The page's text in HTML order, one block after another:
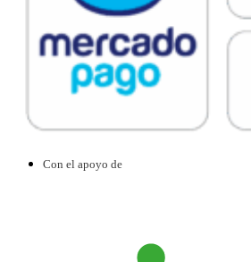
Con el apoyo de